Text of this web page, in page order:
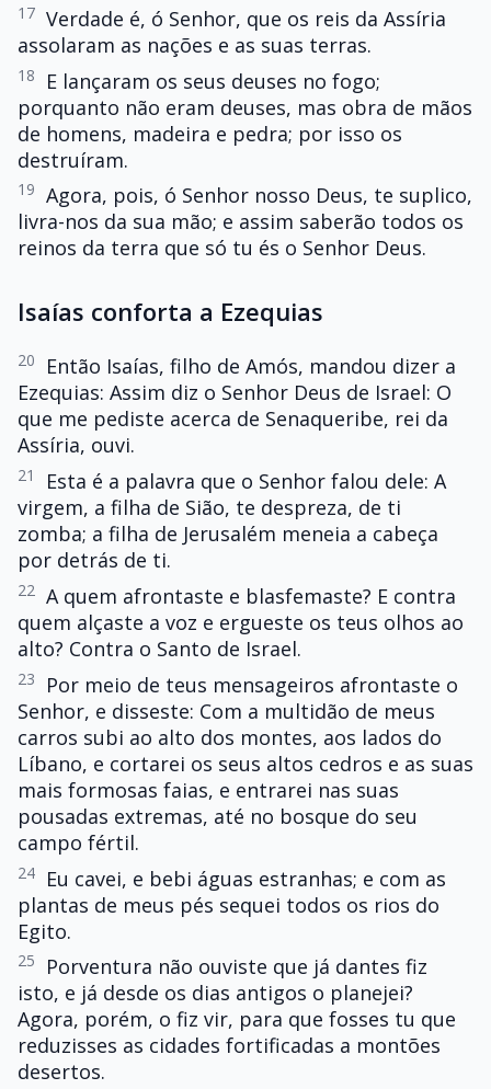
17 Verdade é, ó Senhor, que os reis da Assíria
assolaram as nações e as suas terras.
18
E lançaram os seus deuses no fogo;
porquanto não eram deuses, mas obra de mãos
de homens, madeira e pedra; por isso os
destruíram.
19 Agora, pois, ó Senhor nosso Deus, te suplico,
livra-nos da sua mão; e assim saberão todos os
reinos da terra que só tu és o Senhor Deus.
Isaías conforta a Ezequias
20
Então Isaías, filho de Amós, mandou dizer a
Ezequias: Assim diz o Senhor Deus de Israel: O
que me pediste acerca de Senaqueribe, rei da
Assíria, ouvi.
21
Esta é a palavra que o Senhor falou dele: A
virgem, a filha de Sião, te despreza, de ti
zomba; a filha de Jerusalém meneia a cabeça
por detrás de ti.
22 A quem afrontaste e blasfemaste? E contra
quem alçaste a voz e ergueste os teus olhos ao
alto? Contra o Santo de Israel.
23
Por meio de teus mensageiros afrontaste o
Senhor, e disseste: Com a multidão de meus
carros subi ao alto dos montes, aos lados do
Líbano, e cortarei os seus altos cedros e as suas
mais formosas faias, e entrarei nas suas
pousadas extremas, até no bosque do seu
campo fértil.
24
Eu cavei, e bebi águas estranhas; e com as
plantas de meus pés sequei todos os rios do
Egito.
25
Porventura não ouviste que já dantes fiz
isto, e já desde os dias antigos o planejei?
Agora, porém, o fiz vir, para que fosses tu que
reduzisses as cidades fortificadas a montões
desertos.